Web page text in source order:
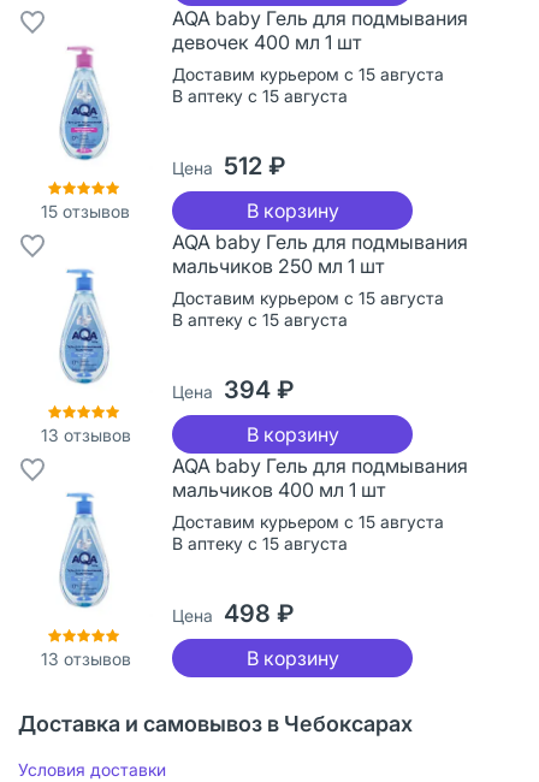
15 отзывов
AQA baby Гель для подмывания
девочек 400 мл 1 шт
Доставим курьером с 15 августа
В аптеку с 15 августа
Цена 512 ₽
В корзину
13 отзывов
AQA baby Гель для подмывания
мальчиков 250 мл 1 шт
Доставим курьером с 15 августа
В аптеку с 15 августа
Цена 394 ₽
В корзину
13 отзывов
AQA baby Гель для подмывания
мальчиков 400 мл 1 шт
Доставим курьером с 15 августа
В аптеку с 15 августа
Цена 498 ₽
В корзину
Доставка и самовывоз в Чебоксарах
Условия доставки